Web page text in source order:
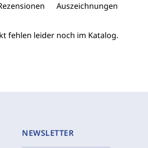
Auszeichnungen
fehlen leider noch im Katalog.
NEWSLETTER